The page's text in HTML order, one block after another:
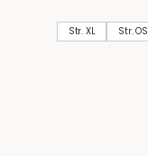
Str. XL Str. OS